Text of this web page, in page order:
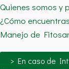
Quienes somos y
¿Cómo
Manejo de
> En caso de